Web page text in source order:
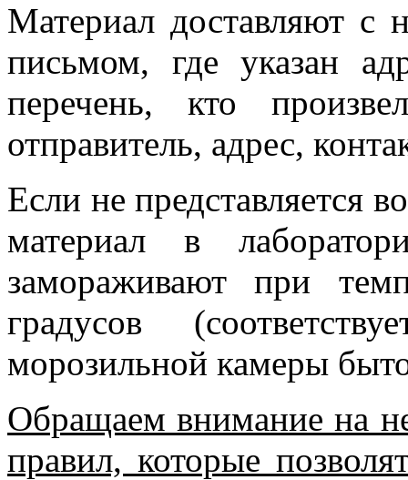
Материал доставляют с
письмом, где указан
перечень, кто
отправитель, адрес,
Если не представляется
материал в
замораживают при
градусов
морозильной камеры
Обращаем внимание на
правил, которые